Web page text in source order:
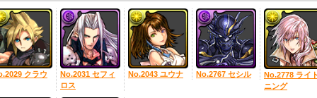
クラウ
No.2031 セフィ
ロス
No.2043 ユウナ No.2767 セシル
No.2778 ライ
ニング